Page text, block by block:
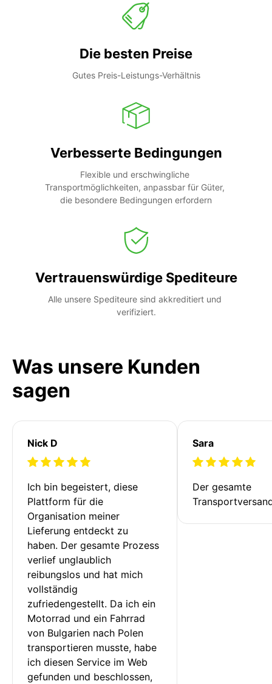
Die besten Preise
Gutes Preis-Leistungs-Verhältnis
Verbesserte Bedingungen
Flexible und erschwingliche
Transportmöglichkeiten, anpassbar für Güter,
die besondere Bedingungen erfordern
Vertrauenswürdige Spediteure
Alle unsere Spediteure sind akkreditiert und
verifiziert.
Was unsere Kunden
sagen
Nick D
Ich bin begeistert, diese
Plattform für die
Organisation meiner
Lieferung entdeckt zu
haben. Der gesamte Prozess
verlief unglaublich
reibungslos und hat mich
vollständig
zufriedengestellt. Da ich ein
Motorrad und ein Fahrrad
von Bulgarien nach Polen
transportieren musste, habe
ich diesen Service im Web
gefunden und beschlossen,
Sara
Der gesamte